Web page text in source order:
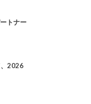
トナー
、2026